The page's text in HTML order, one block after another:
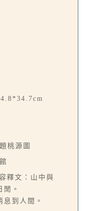
桃源圖
釋文：山中與
。
到人間。